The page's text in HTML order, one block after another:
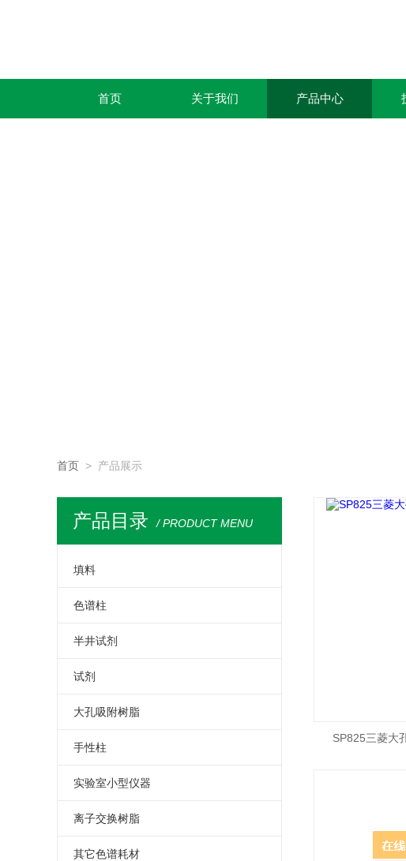
首页 关于我们 产品中心
首页 > 产品展示
产品目录 / PRODUCT MENU
填料
大孔树脂
凝胶过滤填料
高纯填料
金属清除剂
GE填料
反相填料
亲水C18填料
葡聚糖凝胶填料
色谱柱
固相萃取小柱
保护柱
专用柱
气相色谱
核壳柱
配件
分析柱
半井试剂
培养基
试剂
固定液
大孔吸附树脂
树脂
三菱树脂
螯合树脂
手性柱
乳酸手性柱
大赛璐手性柱
卵粘蛋白手性柱
实验室小型仪器
离子交换树脂
其它色谱耗材
SP825三菱大